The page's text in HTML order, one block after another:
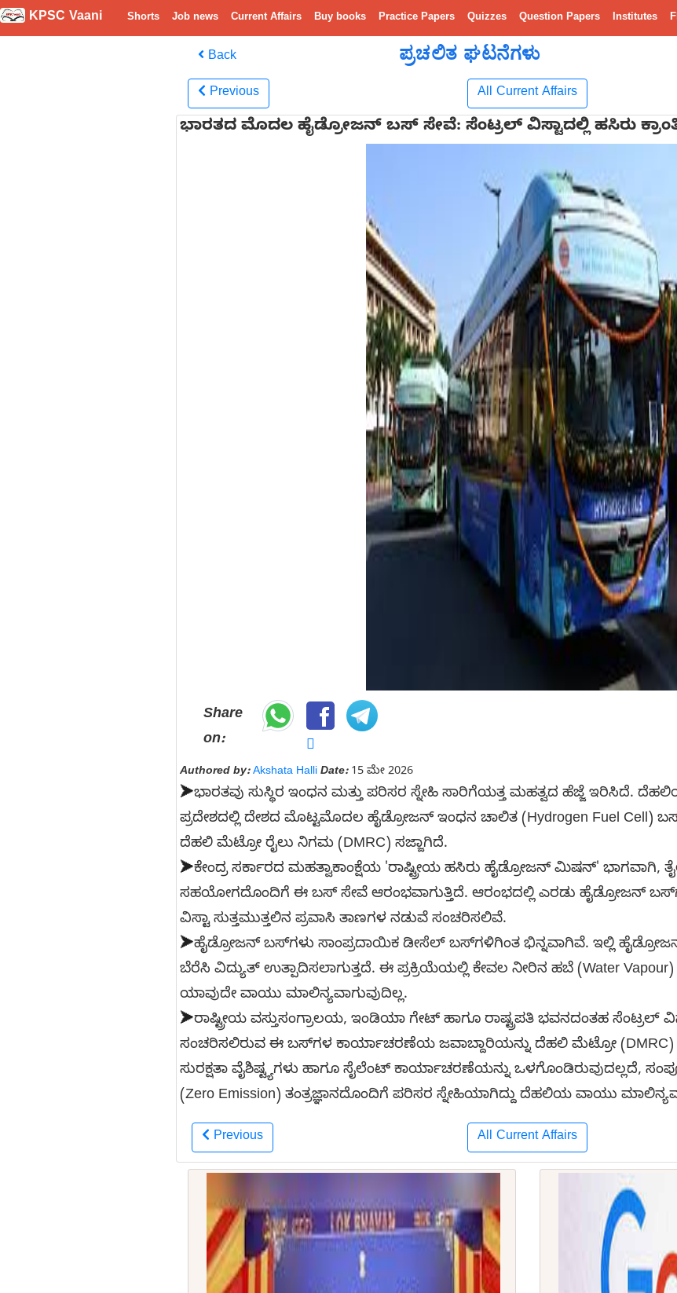
KPSC Vaani Shorts Job news Current Affairs Buy books Practice Papers Quizzes Question Papers Institutes
Back ಪ್ರಚಲಿತ ಘಟನೆಗಳು
Previous All Current Affairs
ಭಾರತದ ಮೊದಲ ಹೈಡ್ರೋಜನ್ ಬಸ್ ಸೇವೆ: ಸೆಂಟ್ರಲ್ ವಿಸ್ಟಾದಲ್ಲಿ ಹಸಿರು
Share
on:
Authored by: Akshata Halli Date:15 ಮೇ 2026
➤ಭಾರತವು ಸುಸ್ಥಿರ ಇಂಧನ ಮತ್ತು ಪರಿಸರ ಸ್ನೇಹಿ ಸಾರಿಗೆಯತ್ತ ಮಹತ್ವದ ಹೆಜ್ಜೆ ಇರಿಸಿದೆ.
ಪ್ರದೇಶದಲ್ಲಿ ದೇಶದ ಮೊಟ್ಟಮೊದಲ ಹೈಡ್ರೋಜನ್ ಇಂಧನ ಚಾಲಿತ (Hydrogen Fuel Cell)
ದೆಹಲಿ ಮೆಟ್ರೋ ರೈಲು ನಿಗಮ (DMRC) ಸಜ್ಜಾಗಿದೆ.
➤ಕೇಂದ್ರ ಸರ್ಕಾರದ ಮಹತ್ವಾಕಾಂಕ್ಷೆಯ 'ರಾಷ್ಟ್ರೀಯ ಹಸಿರು ಹೈಡ್ರೋಜನ್ ಮಿಷನ್' ಭಾಗವಾಗಿ,
ಸಹಯೋಗದೊಂದಿಗೆ ಈ ಬಸ್ ಸೇವೆ ಆರಂಭವಾಗುತ್ತಿದೆ. ಆರಂಭದಲ್ಲಿ ಎರಡು ಹೈಡ್ರೋಜನ್
ವಿಸ್ಟಾ ಸುತ್ತಮುತ್ತಲಿನ ಪ್ರವಾಸಿ ತಾಣಗಳ ನಡುವೆ ಸಂಚರಿಸಲಿವೆ.
➤ಹೈಡ್ರೋಜನ್ ಬಸ್‌ಗಳು ಸಾಂಪ್ರದಾಯಿಕ ಡೀಸೆಲ್ ಬಸ್‌ಗಳಿಗಿಂತ ಭಿನ್ನವಾಗಿವೆ. ಇಲ್ಲಿ
ಬೆರೆಸಿ ವಿದ್ಯುತ್ ಉತ್ಪಾದಿಸಲಾಗುತ್ತದೆ. ಈ ಪ್ರಕ್ರಿಯೆಯಲ್ಲಿ ಕೇವಲ ನೀರಿನ ಹಬೆ (Water
ಯಾವುದೇ ವಾಯು ಮಾಲಿನ್ಯವಾಗುವುದಿಲ್ಲ.
➤ರಾಷ್ಟ್ರೀಯ ವಸ್ತುಸಂಗ್ರಾಲಯ, ಇಂಡಿಯಾ ಗೇಟ್ ಹಾಗೂ ರಾಷ್ಟ್ರಪತಿ ಭವನದಂತಹ ಸೆಂಟ್ರಲ್
ಸಂಚರಿಸಲಿರುವ ಈ ಬಸ್‌ಗಳ ಕಾರ್ಯಾಚರಣೆಯ ಜವಾಬ್ದಾರಿಯನ್ನು ದೆಹಲಿ ಮೆಟ್ರೋ (DMRC)
ಸುರಕ್ಷತಾ ವೈಶಿಷ್ಟ್ಯಗಳು ಹಾಗೂ ಸೈಲೆಂಟ್ ಕಾರ್ಯಾಚರಣೆಯನ್ನು ಒಳಗೊಂಡಿರುವುದಲ್ಲದೆ,
(Zero Emission) ತಂತ್ರಜ್ಞಾನದೊಂದಿಗೆ ಪರಿಸರ ಸ್ನೇಹಿಯಾಗಿದ್ದು ದೆಹಲಿಯ ವಾಯು
Previous All Current Affairs